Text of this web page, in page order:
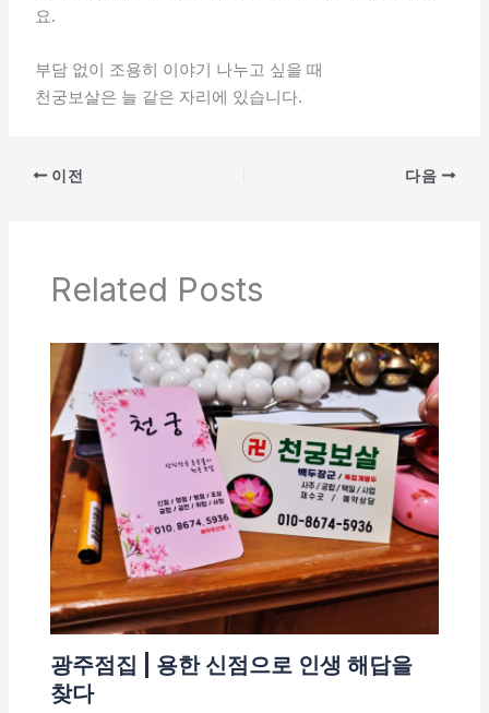
요.
부담 없이 조용히 이야기 나누고 싶을 때
천궁보살은 늘 같은 자리에 있습니다.
이전 다음
Related Posts
광주점집 | 용한 신점으로 인생 해답을
찾다